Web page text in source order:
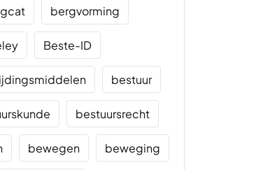
bergvorming
Beste-ID
bestuur
bestuursrecht
bewegen beweging